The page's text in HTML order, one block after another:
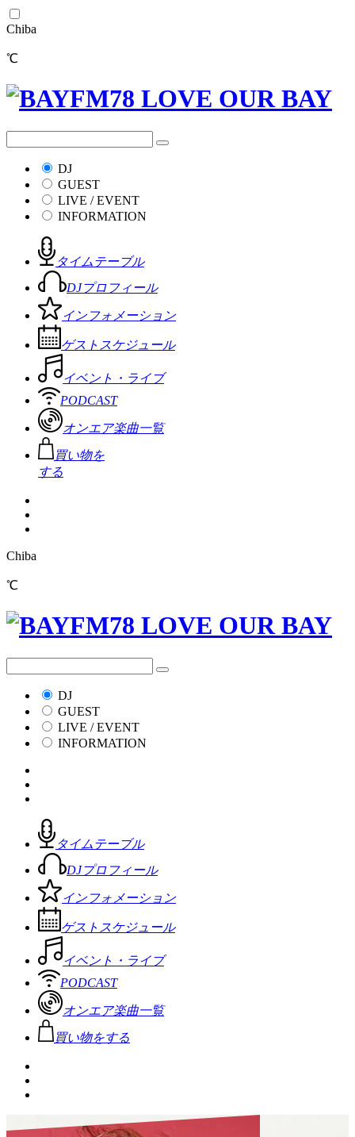
Chiba
℃
DJ
GUEST
LIVE / EVENT
INFORMATION
タイムテーブル
DJプロフィール
インフォメーション
ゲストスケジュール
イベント・ライブ
PODCAST
オンエア楽曲一覧
買い物を
する
Chiba
℃
DJ
GUEST
LIVE / EVENT
INFORMATION
タイムテーブル
DJプロフィール
インフォメーション
ゲストスケジュール
イベント・ライブ
PODCAST
オンエア楽曲一覧
買い物をする